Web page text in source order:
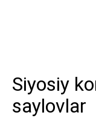
Siyosiy
saylovlar